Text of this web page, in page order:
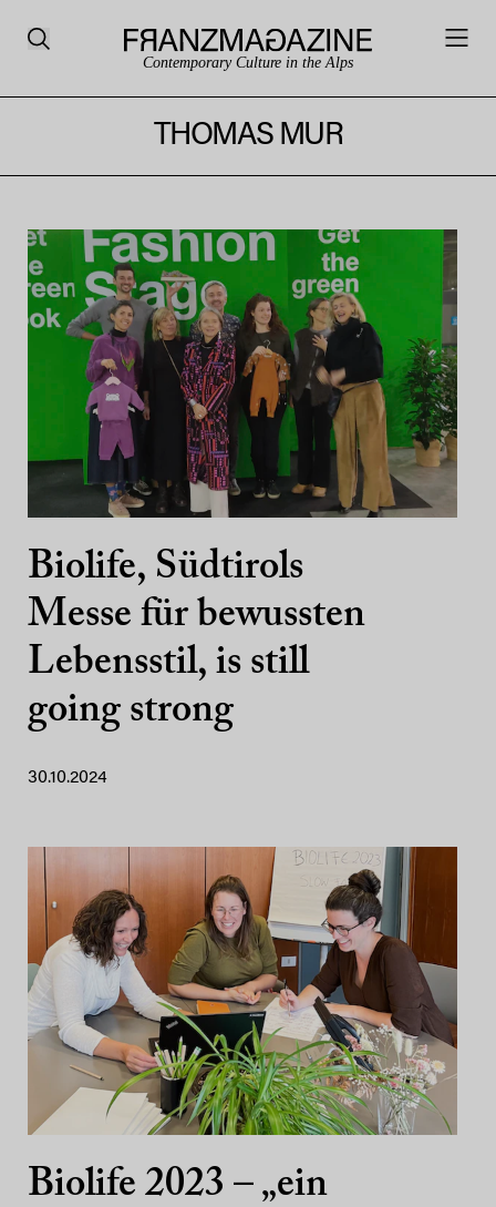
Contemporary Culture in the Alps
THOMAS MUR
Biolife, Südtirols
Messe für bewussten
Lebensstil, is still
going strong
30.10.2024
Biolife 2023 – „ein